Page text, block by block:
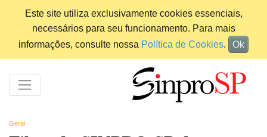
Este site utiliza exclusivamente cookies essenciais,
necessários para seu funcionamento. Para mais
informações, consulte nossa Política de Cookies. Ok
Geral